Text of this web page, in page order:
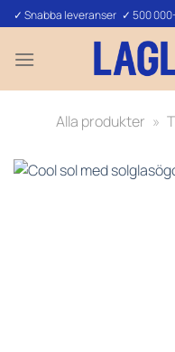
Skip
to
content
✓ Snabba leveranser ✓ 500
Alla produkter »